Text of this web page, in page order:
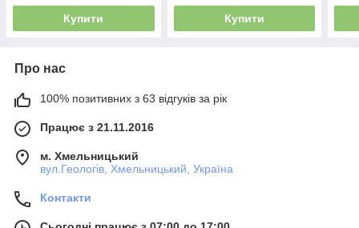
Купити Купити
Про нас
100% позитивних з 63 відгуків за рік
Працює з 21.11.2016
м. Хмельницький
вул.Геологів, Хмельницький, Україна
Контакти